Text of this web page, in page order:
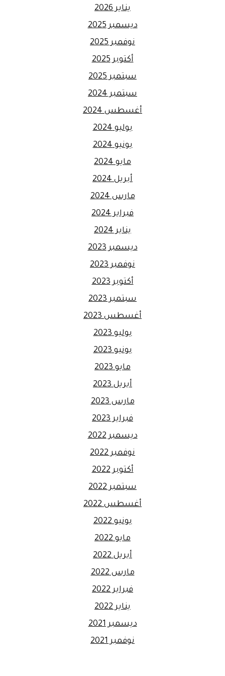
يناير 2026
ديسمبر 2025
نوفمبر 2025
أكتوبر 2025
سبتمبر 2025
سبتمبر 2024
أغسطس 2024
يوليو 2024
يونيو 2024
مايو 2024
أبريل 2024
مارس 2024
فبراير 2024
يناير 2024
ديسمبر 2023
نوفمبر 2023
أكتوبر 2023
سبتمبر 2023
أغسطس 2023
يوليو 2023
يونيو 2023
مايو 2023
أبريل 2023
مارس 2023
فبراير 2023
ديسمبر 2022
نوفمبر 2022
أكتوبر 2022
سبتمبر 2022
أغسطس 2022
يونيو 2022
مايو 2022
أبريل 2022
مارس 2022
فبراير 2022
يناير 2022
ديسمبر 2021
نوفمبر 2021